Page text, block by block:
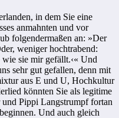
in dem Sie eine
anmahnten und vor
folgendermaßen an: »Der
weniger hochtrabend:
sie mir gefällt.‹« Und
sehr gut gefallen, denn mit
aus E und U, Hochkultur
könnten Sie als legitime
Pippi Langstrumpf fortan
Und auch gleich